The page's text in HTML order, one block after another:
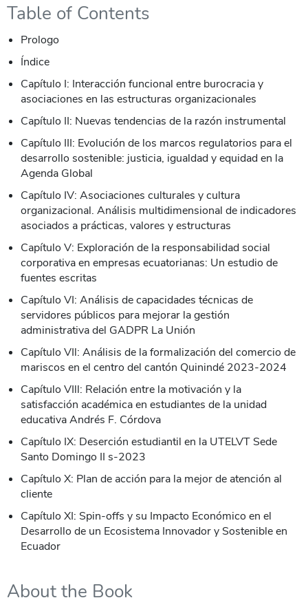
Table of Contents
Prologo
Índice
Capítulo I: Interacción funcional entre burocracia y
asociaciones en las estructuras organizacionales
Capítulo II: Nuevas tendencias de la razón instrumental
Capítulo III: Evolución de los marcos regulatorios para el
desarrollo sostenible: justicia, igualdad y equidad en la
Agenda Global
Capítulo IV: Asociaciones culturales y cultura
organizacional. Análisis multidimensional de indicadores
asociados a prácticas, valores y estructuras
Capítulo V: Exploración de la responsabilidad social
corporativa en empresas ecuatorianas: Un estudio de
fuentes escritas
Capítulo VI: Análisis de capacidades técnicas de
servidores públicos para mejorar la gestión
administrativa del GADPR La Unión
Capítulo VIl: Análisis de la formalización del comercio de
mariscos en el centro del cantón Quinindé 2023-2024
Capítulo VIll: Relación entre la motivación y la
satisfacción académica en estudiantes de la unidad
educativa Andrés F. Córdova
Capítulo IX: Deserción estudiantil en la UTELVT Sede
Santo Domingo II s-2023
Capítulo X: Plan de acción para la mejor de atención al
cliente
Capítulo XI: Spin-offs y su Impacto Económico en el
Desarrollo de un Ecosistema Innovador y Sostenible en
Ecuador
About the Book